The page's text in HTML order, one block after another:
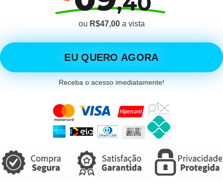
ou R$47,00a vista
EU QUERO AGORA
Receba o acesso imediatamente!